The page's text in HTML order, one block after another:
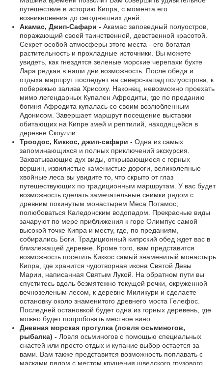
путешествие в историю Кипра, с момента его
возникновения до сегодняшних дней.
Акамас, Джип-Сафари - Акамас заповедный полуостров,
поражающий своей таинственной, девственной красотой.
Секрет особой атмосферы этого места - его богатая
растительность и прохладные источники. Вы можете
увидеть, как гнездятся зеленые морские черепахи бухте
Лара редкая в наши дни возможность. После обеда и
отдыха маршрут последует на северо-запад полуострова, к
побережью залива Хрисоху. Наконец, невозможно проехать
мимо легендарных Купален Афродиты, где по преданию
богиня Афродита купалась со своим возлюбленным
Адонисом. Завершает маршрут посещение выставки
обитающих на Кипре змей и рептилий, находящейся в
деревне Скоулли.
Троодос, Киккос, джип-сафари - Одна из самых
запоминающихся и полных приключений экскурсия.
Захватывающие дух виды, открывающиеся с горных
вершин, извилистые каменистые дороги, великолепные
хвойные леса вы увидите то, что скрыто от глаз
путешествующих по традиционным маршрутам. У вас будет
возможность сделать замечательные снимки рядом с
древним покинутым монастырем Меса Потамос,
полюбоваться Каледонским водопадом. Прекрасные виды
зачаруют по мере приближения к горе Олимпус самой
высокой точке Кипра и месту, где, по преданиям,
собирались Боги. Традиционный кипрский обед ждет вас в
близлежащей деревне. Кроме того, вам представится
возможность посетить Киккос самый знаменитый монастырь
Кипра, где хранится чудотворная икона Святой Девы
Марии, написанная Святым Лукой. На обратном пути вы
спуститесь вдоль безмятежно текущей речки, окруженной
вечнозеленым лесом, к деревне Миликури и сделаете
остановку около знаменитого древнего моста Гелефос.
Последней остановкой будет одна из горных деревень, где
можно будет попробовать местное вино.
Дневная морская прогулка (ловля осьминогов,
рыбалка) - Ловля осьминогов с помощью специальных
снастей или просто отдых и купание выбор остается за
вами. Вам также представится возможность поплавать с
масками рядом с местом крушения шведского грузового